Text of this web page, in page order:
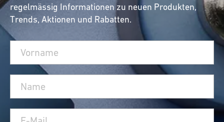
regelmässig Informationen zu neuen Produkten,
Trends, Aktionen und Rabatten.